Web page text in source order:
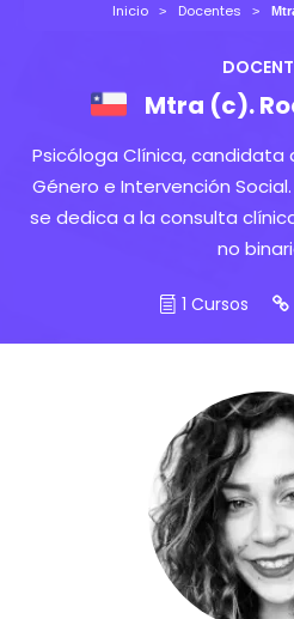
Inicio Docentes
Mtra (c).
Psicóloga Clínica, candidata
Género e Intervención
se dedica a la consulta
no
1 Cursos